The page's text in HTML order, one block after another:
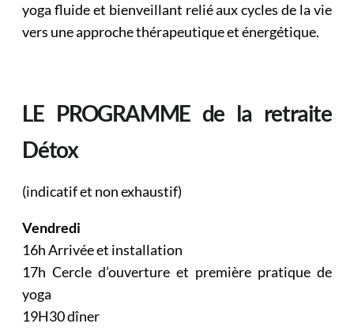
yoga fluide et bienveillant relié aux cycles de la vie
vers une approche thérapeutique et énergétique.
LE PROGRAMME de la retraite
Détox
(indicatif et non exhaustif)
Vendredi
16h Arrivée et installation
17h Cercle d’ouverture et première pratique de
yoga
19H30 dîner